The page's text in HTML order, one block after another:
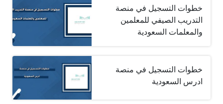
خطوات التسجيل في منصة
التدريب الصيفي للمعلمين
والمعلمات السعودية
خطوات التسجيل في منصة
ادرس السعودية